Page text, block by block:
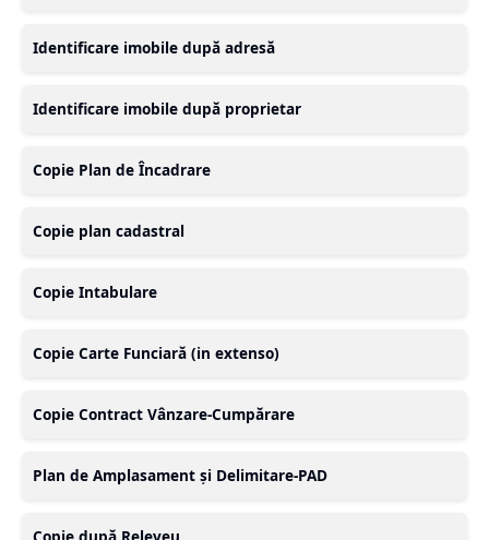
Identificare imobile după adresă
Identificare imobile după proprietar
Copie Plan de Încadrare
Copie plan cadastral
Copie Intabulare
Copie Carte Funciară (in extenso)
Copie Contract Vânzare-Cumpărare
Plan de Amplasament și Delimitare-PAD
Copie după Releveu